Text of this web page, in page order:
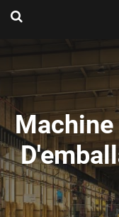
Machine